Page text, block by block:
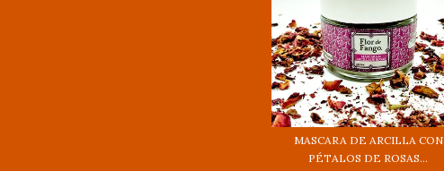
MASCARA DE ARCILLA CON
PÉTALOS DE ROSAS...